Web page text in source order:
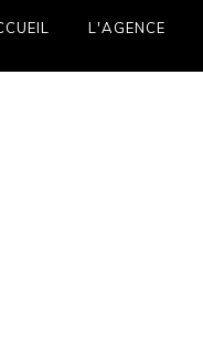
L'AGENCE